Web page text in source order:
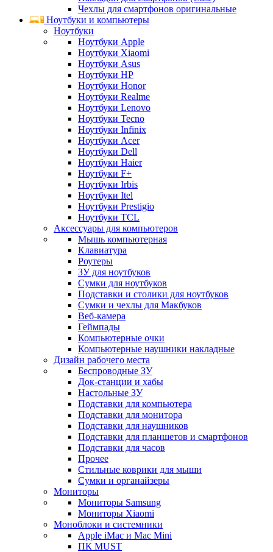
Чехлы для смартфонов оригинальные
Ноутбуки и компьютеры
Ноутбуки
Ноутбуки Apple
Ноутбуки Xiaomi
Ноутбуки Asus
Ноутбуки HP
Ноутбуки Honor
Ноутбуки Realme
Ноутбуки Lenovo
Ноутбуки Tecno
Ноутбуки Infinix
Ноутбуки Acer
Ноутбуки Dell
Ноутбуки Haier
Ноутбуки F+
Ноутбуки Irbis
Ноутбуки Itel
Ноутбуки Prestigio
Ноутбуки TCL
Аксессуары для компьютеров
Мышь компьютерная
Клавиатура
Роутеры
ЗУ для ноутбуков
Сумки для ноутбуков
Подставки и столики для ноутбуков
Сумки и чехлы для Макбуков
Веб-камера
Геймпады
Компьютерные очки
Компьютерные наушники накладные
Дизайн рабочего места
Беспроводные ЗУ
Док-станции и хабы
Настольные ЗУ
Подставки для компьютера
Подставки для монитора
Подставки для наушников
Подставки для планшетов и смартфонов
Подставки для часов
Прочее
Стильные коврики для мыши
Сумки и органайзеры
Мониторы
Мониторы Samsung
Мониторы Xiaomi
Моноблоки и системники
Apple iMac и Mac Mini
ПК MUST